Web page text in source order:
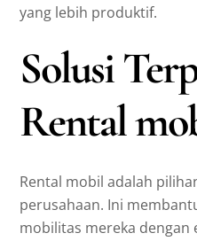
yang lebih produktif.
Solusi
Rental
Rental mobil adalah
perusahaan. Ini
mobilitas mereka dengan